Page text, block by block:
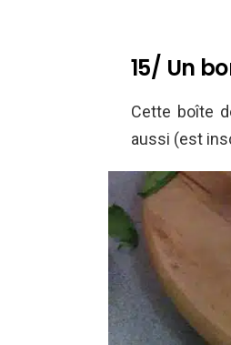
15/ Un
Cette boîte
aussi (est